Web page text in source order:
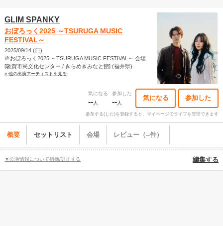
GLIM SPANKY
おぼろっく2025 ～TSURUGA MUSIC
FESTIVAL～
2025/09/14 (日)
＠おぼろっく2025 ～TSURUGA MUSIC FESTIVAL～ 会場
[敦賀市民文化センター / きらめきみなと館] (福井県)
» 他の出演アーティストを見る
気になる
--人
参加した
--人
気になる 参加した
参加する(した)を登録すると、マイページでライブを管理できます
概要 セットリスト 会場 レビュー（--件）
▼公演情報について指摘/訂正する 編集する